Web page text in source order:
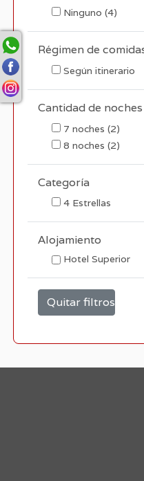
Ninguno(4)
Régimen de
Según itinerario
Cantidad de noches
7noches (2)
8noches (2)
Categoría
4 Estrellas
Alojamiento
Hotel Superior
Quitar filtros